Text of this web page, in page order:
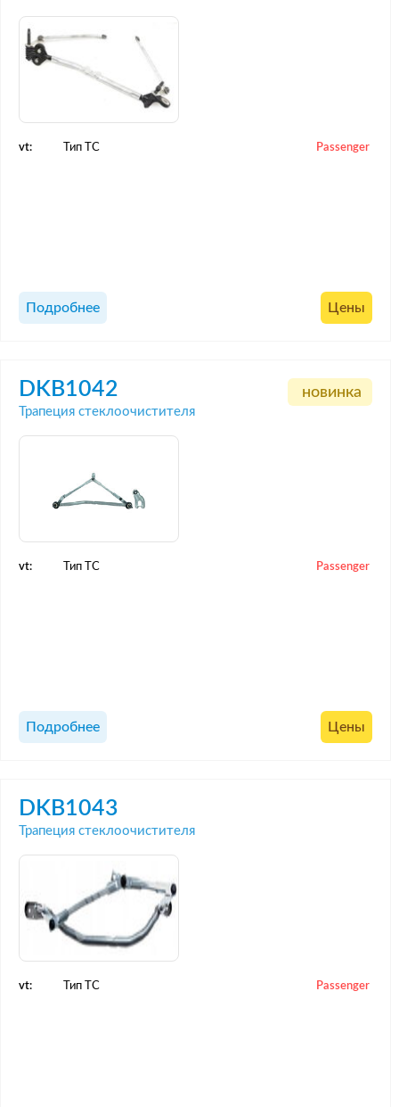
vt: Тип ТС Passenger
Подробнее Цены
DKB1042
Трапеция стеклоочистителя
новинка
vt: Тип ТС Passenger
Подробнее Цены
DKB1043
Трапеция стеклоочистителя
vt: Тип ТС Passenger